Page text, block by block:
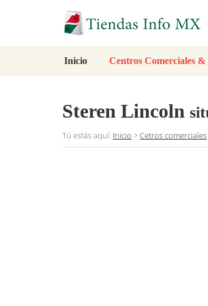
Inicio Centros Comerciales
Steren Lincoln
Tú estás aquí: Inicio >Cetros comerciales